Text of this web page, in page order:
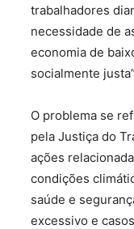
trabalhadores
necessidade de
economia de
socialmente
O problema se
pela Justiça do
ações
condições
saúde e
excessivo e